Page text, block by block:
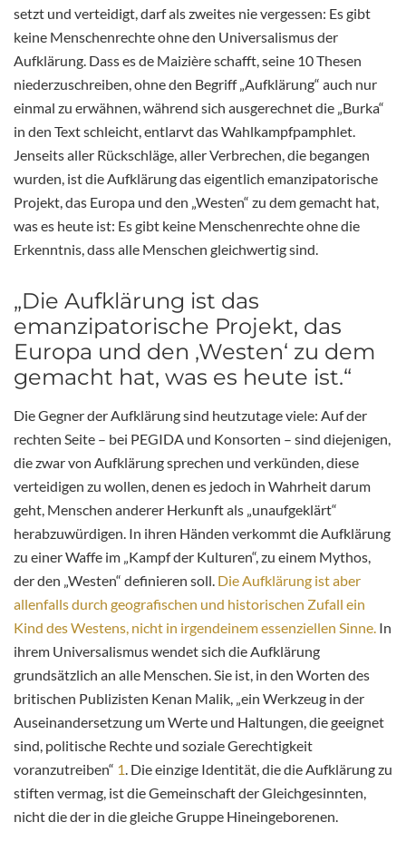
setzt und verteidigt, darf als zweites nie vergessen: Es gibt
keine Menschenrechte ohne den Universalismus der
Aufklärung. Dass es de Maizière schafft, seine 10 Thesen
niederzuschreiben, ohne den Begriff „Aufklärung“ auch nur
einmal zu erwähnen, während sich ausgerechnet die „Burka“
in den Text schleicht, entlarvt das Wahlkampfpamphlet.
Jenseits aller Rückschläge, aller Verbrechen, die begangen
wurden, ist die Aufklärung das eigentlich emanzipatorische
Projekt, das Europa und den „Westen“ zu dem gemacht hat,
was es heute ist: Es gibt keine Menschenrechte ohne die
Erkenntnis, dass alle Menschen gleichwertig sind.
„Die Aufklärung ist das
emanzipatorische Projekt, das
Europa und den ‚Westen‘ zu dem
gemacht hat, was es heute ist.“
Die Gegner der Aufklärung sind heutzutage viele: Auf der
rechten Seite – bei PEGIDA und Konsorten – sind diejenigen,
die zwar von Aufklärung sprechen und verkünden, diese
verteidigen zu wollen, denen es jedoch in Wahrheit darum
geht, Menschen anderer Herkunft als „unaufgeklärt“
herabzuwürdigen. In ihren Händen verkommt die Aufklärung
zu einer Waffe im „Kampf der Kulturen“, zu einem Mythos,
der den „Westen“ definieren soll. Die Aufklärung ist aber
allenfalls durch geografischen und historischen Zufall ein
Kind des Westens, nicht in irgendeinem essenziellen Sinne. In
ihrem Universalismus wendet sich die Aufklärung
grundsätzlich an alle Menschen. Sie ist, in den Worten des
britischen Publizisten Kenan Malik, „ein Werkzeug in der
Auseinandersetzung um Werte und Haltungen, die geeignet
sind, politische Rechte und soziale Gerechtigkeit
voranzutreiben“ 1 . Die einzige Identität, die die Aufklärung zu
stiften vermag, ist die Gemeinschaft der Gleichgesinnten,
nicht die der in die gleiche Gruppe Hineingeborenen.